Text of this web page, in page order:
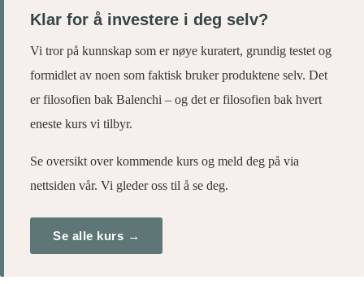
Klar for å investere i deg selv?
Vi tror på kunnskap som er nøye kuratert, grundig testet og
formidlet av noen som faktisk bruker produktene selv. Det
er filosofien bak Balenchi – og det er filosofien bak hvert
eneste kurs vi tilbyr.
Se oversikt over kommende kurs og meld deg på via
nettsiden vår. Vi gleder oss til å se deg.
Se alle kurs →